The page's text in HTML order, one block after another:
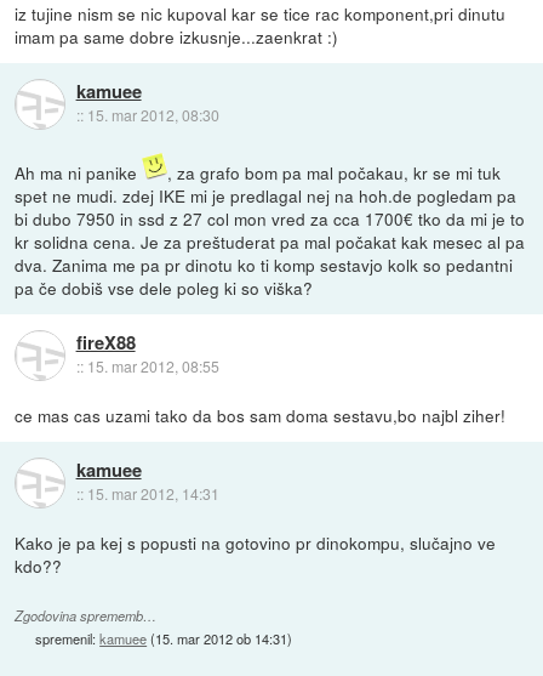
iz tujine nism se nic kupoval kar se tice rac komponent,pri dinutu
imam pa same dobre izkusnje...zaenkrat :)
kamuee
:: 15. mar 2012, 08:30
Ah ma ni panike
, za grafo bom pa mal počakau, kr se mi tuk
spet ne mudi. zdej IKE mi je predlagal nej na hoh.de pogledam pa
bi dubo 7950 in ssd z 27 col mon vred za cca 1700€ tko da mi je to
kr solidna cena. Je za preštuderat pa mal počakat kak mesec al pa
dva. Zanima me pa pr dinotu ko ti komp sestavjo kolk so pedantni
pa če dobiš vse dele poleg ki so viška?
fireX88
:: 15. mar 2012, 08:55
ce mas cas uzami tako da bos sam doma sestavu,bo najbl ziher!
kamuee
:: 15. mar 2012, 14:31
Kako je pa kej s popusti na gotovino pr dinokompu, slučajno ve
kdo??
Zgodovina sprememb…
spremenil:kamuee(15. mar 2012 ob 14:31)